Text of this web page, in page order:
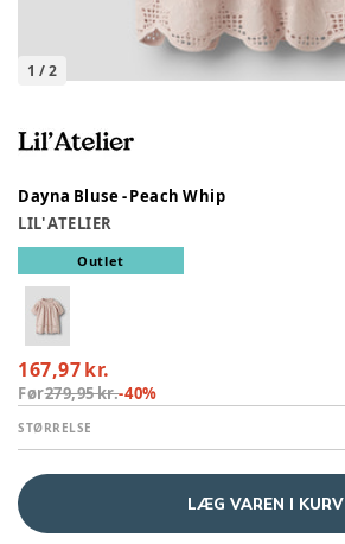
1 /2
Dayna Bluse - Peach Whip
LIL' ATELIER
Outlet
167,97 kr.
Før279,95 kr.-40%
STØRRELSE
LÆG VAREN I KURV